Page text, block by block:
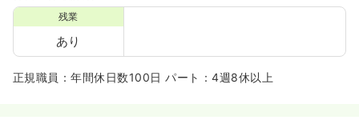
残業
あり
正規職員：年間休日数100日 パート：4週8休以上